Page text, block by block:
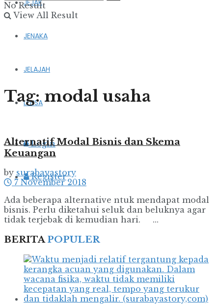
JEJAK
JENAKA
JELAJAH
LENSA
Login
Register
No Result
View All Result
Tag:modal usaha
Alternatif Modal Bisnis dan Skema
Keuangan
by surabayastory
7 November 2018
Ada beberapa alternative ntuk mendapat modal
bisnis. Perlu diketahui seluk dan beluknya agar
tidak terjebak di kemudian hari. ...
BERITAPOPULER